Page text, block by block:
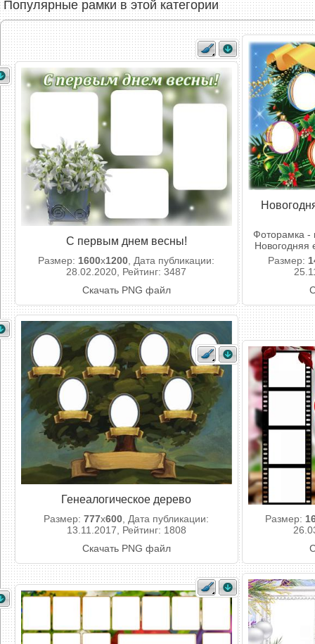
Популярные рамки в этой категории
С первым днем весны!
Размер: 1600x1200 , Дата публикации:
28.02.2020, Рейтинг: 3487
Скачать PNG файл
Фоторамка -
Размер:
Генеалогическое дерево
Размер:777x600 , Дата публикации:
13.11.2017, Рейтинг: 1808
Скачать PNG файл
Размер: